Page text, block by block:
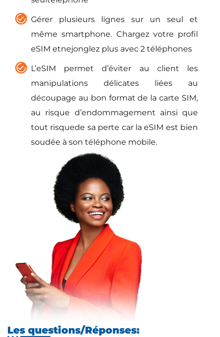
Gérer plusieurs lignes sur un seul et
même smartphone. Chargez votre profil
eSIM etnejonglez plus avec 2 téléphones
L’eSIM permet d’éviter au client les
manipulations délicates liées au
découpage au bon format de la carte SIM,
au risque d’endommagement ainsi que
tout risquede sa perte car la eSIM est bien
soudée à son téléphone mobile.
Les questions/Réponses: